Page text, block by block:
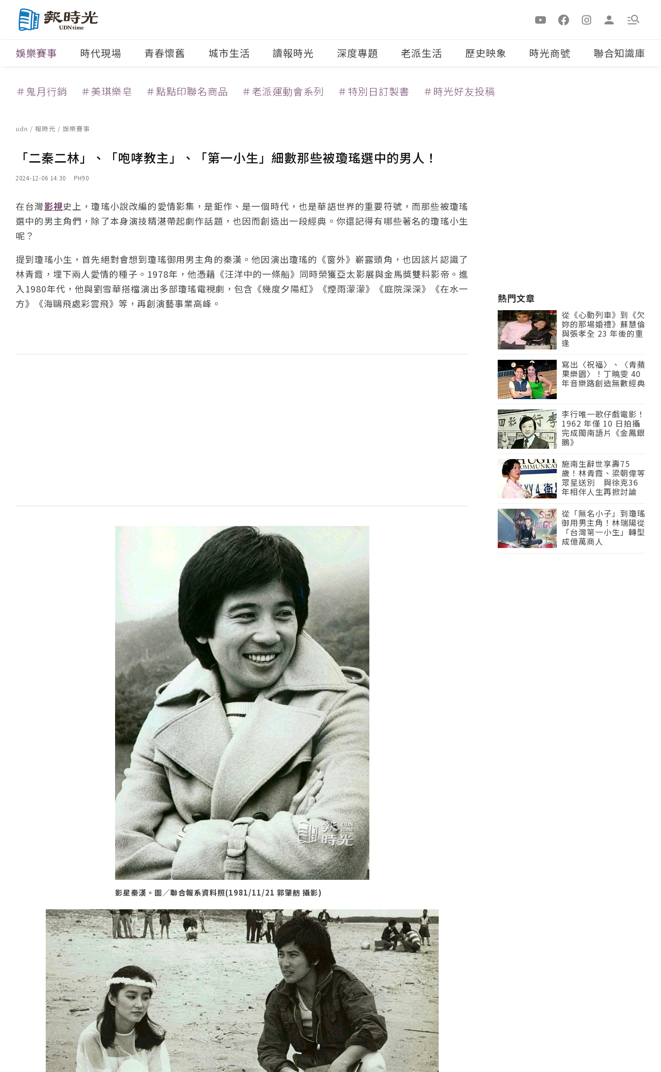
娛樂賽事 時代現場 青春懷舊 城市生活 讀報時光 深度專題 老派生活 歷史映象 時光商號 聯合知識庫
＃鬼月行銷 ＃美琪樂皂 ＃點點印聯名商品 ＃老派運動會系列 ＃特別日訂製書 ＃時光好友投稿
udn / 報時光 / 娛樂賽事
「二秦二林」、「咆哮教主」、「第一小生」細數那些被瓊瑤選中的男人！
2024-12-06 14:30 PH90
在台灣影視史上，瓊瑤小說改編的愛情影集，是鉅作、是一個時代，也是華語世界的重要符號，而那些被瓊瑤
選中的男主角們，除了本身演技精湛帶起劇作話題，也因而創造出一段經典。你還記得有哪些著名的瓊瑤小生
呢？
提到瓊瑤小生，首先絕對會想到瓊瑤御用男主角的秦漢。他因演出瓊瑤的《窗外》嶄露頭角，也因該片認識了
林青霞，埋下兩人愛情的種子。1978年，他憑藉《汪洋中的一條船》同時榮獲亞太影展與金馬獎雙料影帝。進
入1980年代，他與劉雪華搭檔演出多部瓊瑤電視劇，包含《幾度夕陽紅》《煙雨濛濛》《庭院深深》《在水一
方》《海鷗飛處彩雲飛》等，再創演藝事業高峰。
影星秦漢。圖／聯合報系資料照(1981/11/21 郭肇舫 攝影)
熱門文章
從《心動列車》到《欠
妳的那場婚禮》蘇慧倫
與張孝全 23 年後的重
逢
寫出〈祝福〉、〈青蘋
果樂園〉！丁曉雯 40
年音樂路創造無數經典
李行唯一歌仔戲電影！
1962 年僅 10 日拍攝
完成閩南語片《金鳳銀
鵝》
施南生辭世享壽75
歲！林青霞、梁朝偉等
眾星送別 與徐克36
年相伴人生再掀討論
從「無名小子」到瓊瑤
御用男主角！林瑞陽從
「台灣第一小生」轉型
成億萬商人